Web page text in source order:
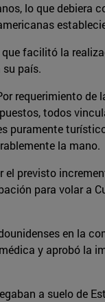
lo que debiera
facilitó la
país.
requerimiento de
todos
puramente
la mano.
previsto
para volar a
en la
y aprobó la
a suelo de